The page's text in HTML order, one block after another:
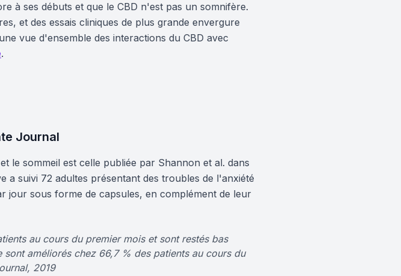
à ses débuts et que le CBD n'est pas un somnifère.
et des essais cliniques de plus grande envergure
vue d'ensemble des interactions du CBD avec
.
Journal
le sommeil est celle publiée par Shannon et al. dans
a suivi 72 adultes présentant des troubles de l'anxiété
jour sous forme de capsules, en complément de leur
au cours du premier mois et sont restés bas
améliorés chez 66,7 % des patients au cours du
2019